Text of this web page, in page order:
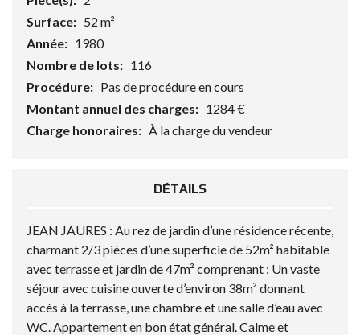
Surface: 52 m²
Année: 1980
Nombre de lots: 116
Procédure: Pas de procédure en cours
Montant annuel des charges: 1284 €
Charge honoraires: À la charge du vendeur
DÉTAILS
JEAN JAURES : Au rez de jardin d’une résidence récente,
charmant 2/3 pièces d’une superficie de 52m² habitable
avec terrasse et jardin de 47m² comprenant : Un vaste
séjour avec cuisine ouverte d’environ 38m² donnant
accès à la terrasse, une chambre et une salle d’eau avec
WC. Appartement en bon état général. Calme et